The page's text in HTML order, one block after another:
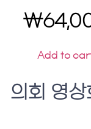
₩
Add to
의회 영